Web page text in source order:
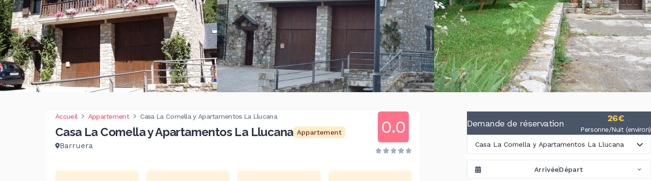
Accueil Appartement Casa La Comella y Apartamentos La Llucana
Casa La Comella y Apartamentos La Llucana Appartement
Barruera
0.0 Demande de réservation 26€
Personne/Nuit (environ)
Casa La Comella y Apartamentos La Llucana
ArrivéeDépart